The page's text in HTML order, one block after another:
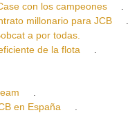
con los campeones
.
millonario para JCB
.
a por todas.
de la flota .
.
en España
.